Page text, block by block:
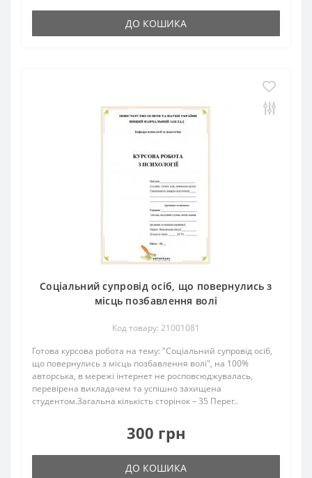
ДО КОШИКА
Соціальний супровід осіб, що повернулись з
місць позбавлення волі
Код товару: 21001081
Готова курсова робота на тему: "Соціальний супровід осіб,
що повернулись з місць позбавлення волі", на 100%
авторська, в мережі інтернет не росповсюджувалась,
перевірена викладачем та успішно захищена
студентом.Загальна кількість сторінок – 35 Перег..
300 грн
ДО КОШИКА